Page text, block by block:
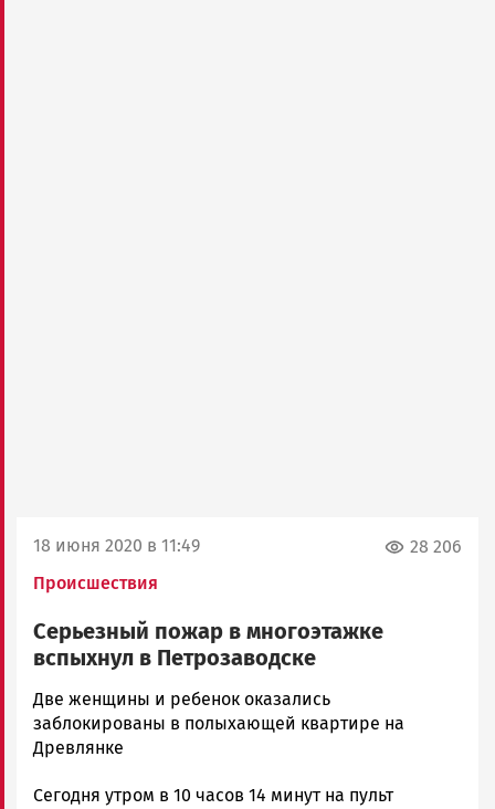
18 июня 2020 в 11:49
Происшествия
28 206
Серьезный пожар в многоэтажке
вспыхнул в Петрозаводске
Корректор
Новости
Петрозаводска
Карелии
Две женщины и ребенок оказались
заблокированы в полыхающей квартире на
Древлянке
Сегодня утром в 10 часов 14 минут на пульт